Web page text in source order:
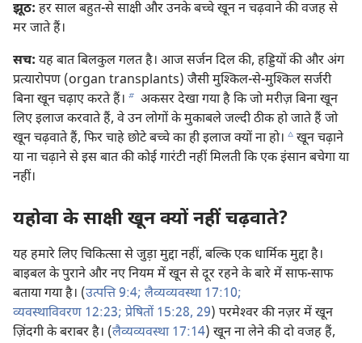
झूठ: हर साल बहुत-से साक्षी और उनके बच्चे खून न चढ़वाने की वजह से
मर जाते हैं।
सच: यह बात बिलकुल गलत है। आज सर्जन दिल की, हड्डियों की और अंग
प्रत्यारोपण (organ transplants) जैसी मुश्‍किल-से-मुश्‍किल सर्जरी
बिना खून चढ़ाए करते हैं। b अकसर देखा गया है कि जो मरीज़ बिना खून
लिए इलाज करवाते हैं, वे उन लोगों के मुकाबले जल्दी ठीक हो जाते हैं जो
खून चढ़वाते हैं, फिर चाहे छोटे बच्चे का ही इलाज क्यों ना हो। cखून चढ़ाने
या ना चढ़ाने से इस बात की कोई गारंटी नहीं मिलती कि एक इंसान बचेगा या
नहीं।
यहोवा के साक्षी खून क्यों नहीं चढ़वाते?
यह हमारे लिए चिकित्सा से जुड़ा मुद्दा नहीं, बल्कि एक धार्मिक मुद्दा है।
बाइबल के पुराने और नए नियम में खून से दूर रहने के बारे में साफ-साफ
बताया गया है। (उत्पत्ति 9:4; लैव्यव्यवस्था 17:10;
व्यवस्थाविवरण 12:23; प्रेषितों 15:28, 29) परमेश्‍वर की नज़र में खून
ज़िंदगी के बराबर है। (लैव्यव्यवस्था 17:14) खून ना लेने की दो वजह हैं,